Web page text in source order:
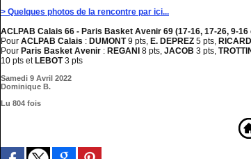
> Quelques photos de la rencontre par ici...
ACLPAB Calais 66 - Paris Basket Avenir 69 (17-16, 17-26, 9-16
Pour ACLPAB Calais : DUMONT9 pts, E. DEPREZ 5 pts, RICARD
Pour Paris Basket Avenir : REGANI 8 pts, JACOB 3 pts,
10 pts et LEBOT3 pts
Samedi 9 Avril 2022
Dominique B.
Lu 804 fois